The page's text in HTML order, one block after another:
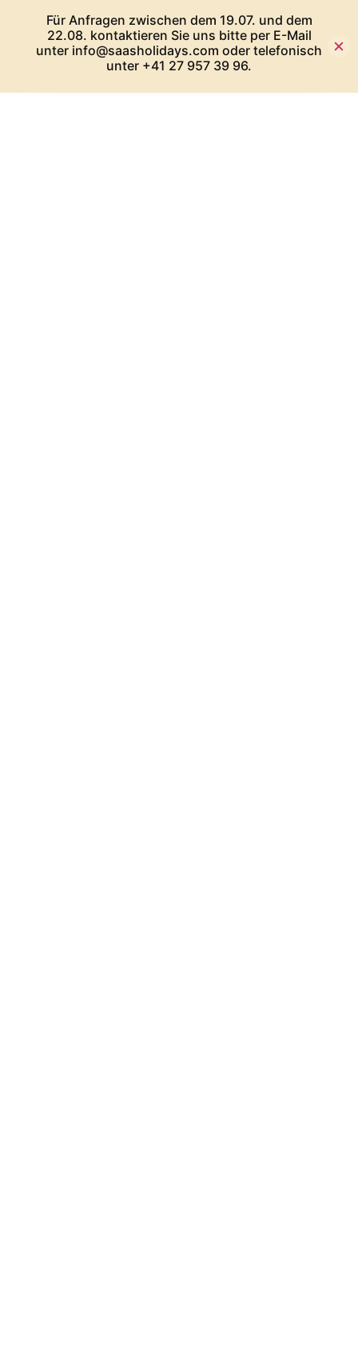
Für Anfragen zwischen dem 19.07. und dem
22.08. kontaktieren Sie uns bitte per E-Mail
unter info@saasholidays.com oder telefonisch
unter +41 27 957 39 96.